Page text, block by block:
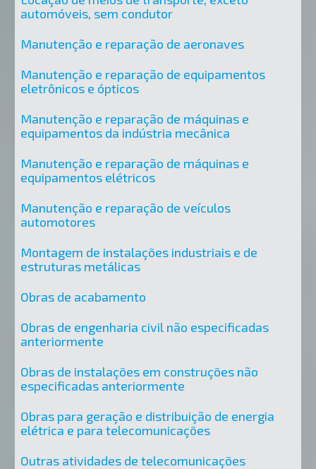
automóveis, sem condutor
Manutenção e reparação de aeronaves
Manutenção e reparação de equipamentos
eletrônicos e ópticos
Manutenção e reparação de máquinas e
equipamentos da indústria mecânica
Manutenção e reparação de máquinas e
equipamentos elétricos
Manutenção e reparação de veículos
automotores
Montagem de instalações industriais e de
estruturas metálicas
Obras de acabamento
Obras de engenharia civil não especificadas
anteriormente
Obras de instalações em construções não
especificadas anteriormente
Obras para geração e distribuição de energia
elétrica e para telecomunicações
Outras atividades de telecomunicações